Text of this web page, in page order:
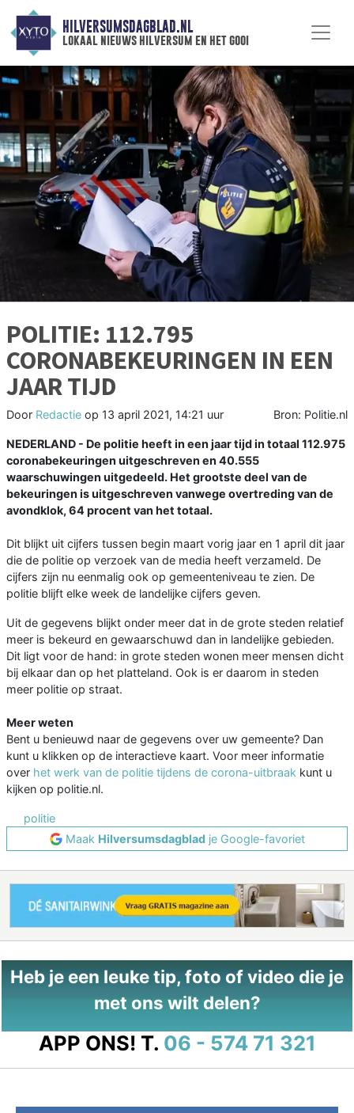
HILVERSUMSDAGBLAD.NL
lokaal nieuws hilversum en het gooi
POLITIE: 112.795
CORONABEKEURINGEN IN EEN
JAAR TIJD
Door Redactie op 13 april 2021, 14:21 uur Bron: Politie.nl
NEDERLAND - De politie heeft in een jaar tijd in totaal 112.975
coronabekeuringen uitgeschreven en 40.555
waarschuwingen uitgedeeld. Het grootste deel van de
bekeuringen is uitgeschreven vanwege overtreding van de
avondklok, 64 procent van het totaal.
Dit blijkt uit cijfers tussen begin maart vorig jaar en 1 april dit jaar
die de politie op verzoek van de media heeft verzameld. De
cijfers zijn nu eenmalig ook op gemeenteniveau te zien. De
politie blijft elke week de landelijke cijfers geven.
Uit de gegevens blijkt onder meer dat in de grote steden relatief
meer is bekeurd en gewaarschuwd dan in landelijke gebieden.
Dit ligt voor de hand: in grote steden wonen meer mensen dicht
bij elkaar dan op het platteland. Ook is er daarom in steden
meer politie op straat.
Meer weten
Bent u benieuwd naar de gegevens over uw gemeente? Dan
kunt u klikken op de interactieve kaart. Voor meer informatie
over het werk van de politie tijdens de corona-uitbraak kunt u
kijken op politie.nl.
politie
Maak Hilversumsdagbladje Google-favoriet
Heb je een leuke tip, foto of video die je
met ons wilt delen?
APP ONS! T. 06 - 574 71 321